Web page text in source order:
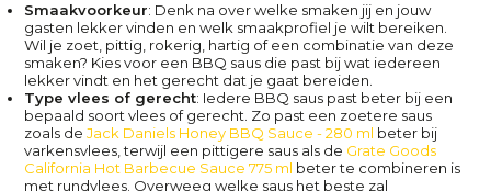
Smaakvoorkeur: Denk na over welke smaken jij en jouw
gasten lekker vinden en welk smaakprofiel je wilt bereiken.
Wil je zoet, pittig, rokerig, hartig of een combinatie van deze
smaken? Kies voor een BBQ saus die past bij wat iedereen
lekker vindt en het gerecht dat je gaat bereiden.
Type vlees of gerecht: Iedere BBQ saus past beter bij een
bepaald soort vlees of gerecht. Zo past een zoetere saus
zoals deJack Daniels Honey BBQ Sauce - 280 ml beter bij
varkensvlees, terwijl een pittigere saus als de Grate Goods
California Hot Barbecue Sauce 775 ml beter te combineren is
met rundvlees. Overweeg welke saus het beste zal